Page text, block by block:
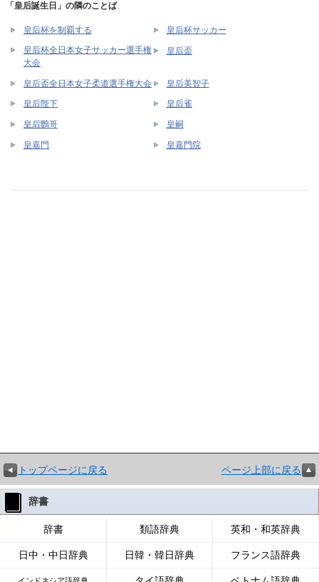
「皇后誕生日」の隣のことば
皇后杯を制覇する
皇后杯サッカー
皇后杯全日本女子サッカー選手権
大会
皇后盃
皇后盃全日本女子柔道選手権大会 皇后美智子
皇后陛下 皇后雀
皇后鸚哥 皇嗣
皇嘉門 皇嘉門院
トップページに戻る ページ上部に戻る
辞書
辞書 類語辞典 英和・和英辞典
日中・中日辞典 日韓・韓日辞典 フランス語辞典